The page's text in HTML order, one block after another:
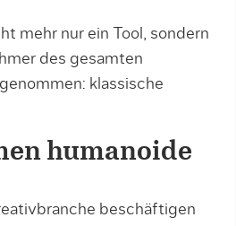
mehr nur ein Tool, sondern
des gesamten
klassische
humanoide
beschäftigen